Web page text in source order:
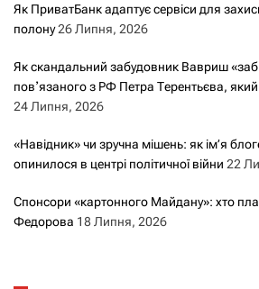
Як ПриватБанк адаптує сервіси для
полону26 Липня, 2026
Як скандальний забудовник Вавриш
повʼязаного з РФ Петра Терентьєва,
24 Липня, 2026
«Навідник» чи зручна мішень: як ім’я
опинилося в центрі політичної війни 22
Спонсори «картонного Майдану»: хто
Федорова 18 Липня, 2026